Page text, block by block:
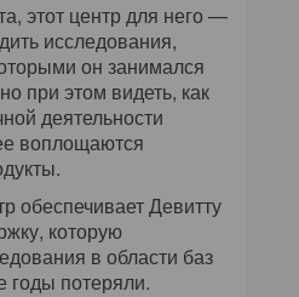
этот центр для него —
исследования,
он занимался
при этом видеть, как
деятельности
воплощаются
обеспечивает Девитту
которую
в области баз
годы потеряли.